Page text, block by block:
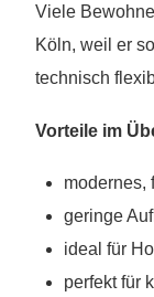
Viele
Köln, weil er
technisch
Vorteile im
modernes,
geringe
ideal für
perfekt für